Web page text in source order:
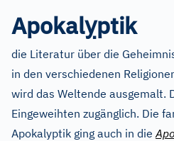
Apokalỵptik
die Literatur über die
in den verschiedenen
wird das Weltende ausgemalt.
Eingeweihten zugänglich. Die
Apokalyptik ging auch in die